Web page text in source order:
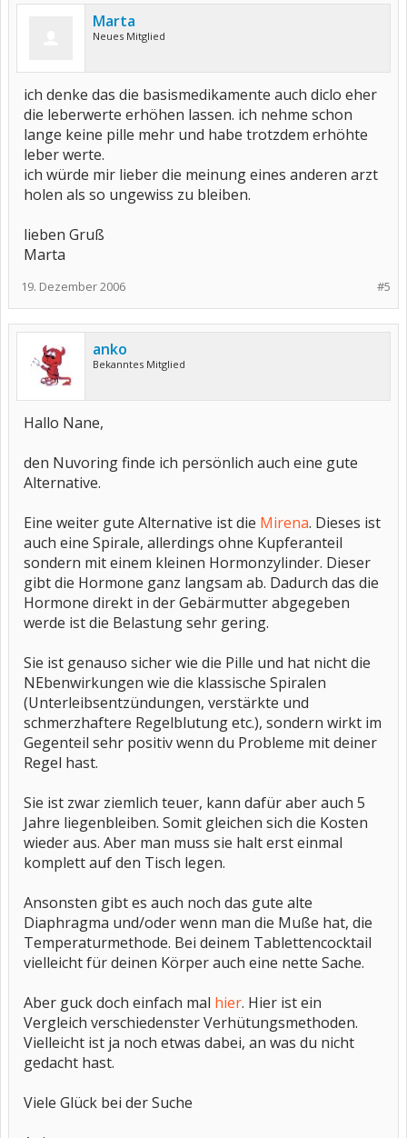
Marta
Neues Mitglied
ich denke das die basismedikamente auch diclo eher
die leberwerte erhöhen lassen. ich nehme schon
lange keine pille mehr und habe trotzdem erhöhte
leber werte.
ich würde mir lieber die meinung eines anderen arzt
holen als so ungewiss zu bleiben.
lieben Gruß
Marta
#5
19. Dezember 2006
anko
Bekanntes Mitglied
Hallo Nane,
den Nuvoring finde ich persönlich auch eine gute
Alternative.
Eine weiter gute Alternative ist die Mirena. Dieses ist
auch eine Spirale, allerdings ohne Kupferanteil
sondern mit einem kleinen Hormonzylinder. Dieser
gibt die Hormone ganz langsam ab. Dadurch das die
Hormone direkt in der Gebärmutter abgegeben
werde ist die Belastung sehr gering.
Sie ist genauso sicher wie die Pille und hat nicht die
NEbenwirkungen wie die klassische Spiralen
(Unterleibsentzündungen, verstärkte und
schmerzhaftere Regelblutung etc.), sondern wirkt im
Gegenteil sehr positiv wenn du Probleme mit deiner
Regel hast.
Sie ist zwar ziemlich teuer, kann dafür aber auch 5
Jahre liegenbleiben. Somit gleichen sich die Kosten
wieder aus. Aber man muss sie halt erst einmal
komplett auf den Tisch legen.
Ansonsten gibt es auch noch das gute alte
Diaphragma und/oder wenn man die Muße hat, die
Temperaturmethode. Bei deinem Tablettencocktail
vielleicht für deinen Körper auch eine nette Sache.
Aber guck doch einfach mal hier. Hier ist ein
Vergleich verschiedenster Verhütungsmethoden.
Vielleicht ist ja noch etwas dabei, an was du nicht
gedacht hast.
Viele Glück bei der Suche